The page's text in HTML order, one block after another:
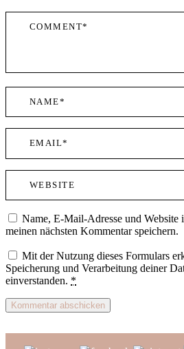
Name, E-Mail-Adresse und Website
meinen nächsten Kommentar speichern.
Mit der Nutzung dieses Formulars
Speicherung und Verarbeitung deiner
einverstanden. *